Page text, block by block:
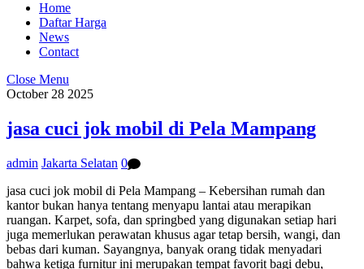
Home
Daftar Harga
News
Contact
Close Menu
October 28 2025
jasa cuci jok mobil di Pela Mampang
admin Jakarta Selatan 0
jasa cuci jok mobil di Pela Mampang – Kebersihan rumah dan
kantor bukan hanya tentang menyapu lantai atau merapikan
ruangan. Karpet, sofa, dan springbed yang digunakan setiap hari
juga memerlukan perawatan khusus agar tetap bersih, wangi, dan
bebas dari kuman. Sayangnya, banyak orang tidak menyadari
bahwa ketiga furnitur ini merupakan tempat favorit bagi debu,